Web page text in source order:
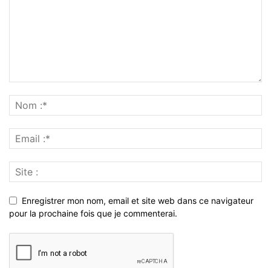
Enregistrer mon nom, email et site web dans ce navigateur
pour la prochaine fois que je commenterai.